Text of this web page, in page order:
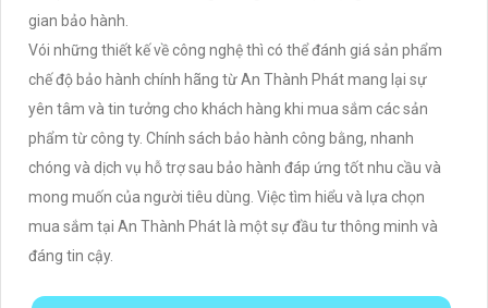
gian bảo hành.
Vói những thiết kế về công nghệ thì có thể đánh giá sản phẩm
chế độ bảo hành chính hãng từ An Thành Phát mang lại sự
yên tâm và tin tưởng cho khách hàng khi mua sắm các sản
phẩm từ công ty. Chính sách bảo hành công bằng, nhanh
chóng và dịch vụ hỗ trợ sau bảo hành đáp ứng tốt nhu cầu và
mong muốn của người tiêu dùng. Việc tìm hiểu và lựa chọn
mua sắm tại An Thành Phát là một sự đầu tư thông minh và
đáng tin cậy.